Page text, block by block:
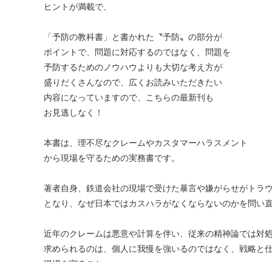
ヒントが満載で、
「予防の教科書」と書かれた〝予防〟の部分が
ポイントで、問題に対応するのではなく、問題を
予防するためのノウハウよりも大切な考え方が
盛りだくさんなので、広くお読みいただきたい
内容になっていますので、こちらの最新刊も
お見逃しなく！
本書は、理不尽なクレームやカスタマーハラスメント
から現場を守るための実務書です。
著者自身、鉄道会社の現場で受けた暴言や嫌がらせがトラ
となり、なぜ日本ではカスハラがなくならないのかを問い直
近年のクレームは悪意や計算を伴い、従来の精神論では対処
求められるのは、個人に我慢を強いるのではなく、戦略と